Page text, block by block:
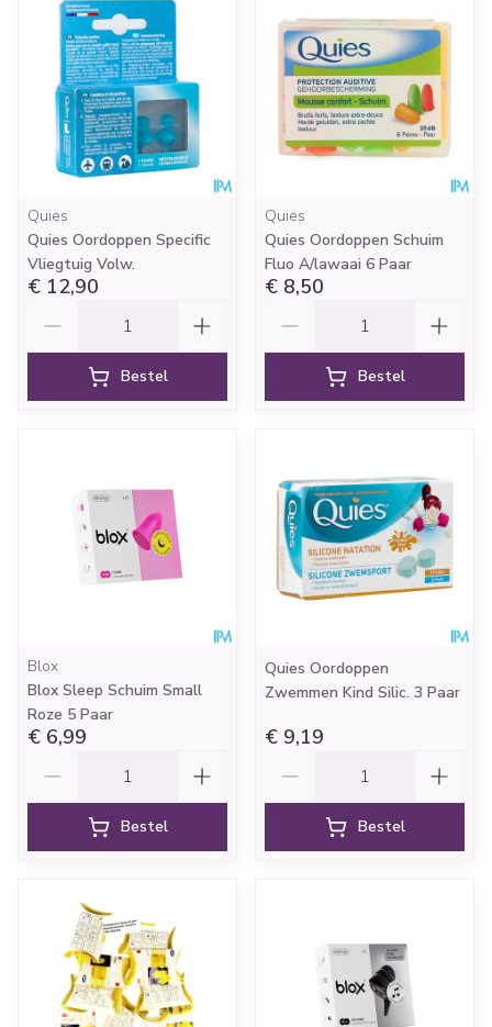
Quies
Quies Oordoppen Specific
Vliegtuig Volw.
€ 12,90
Bestel
Quies
Quies Oordoppen Schuim
Fluo A/lawaai 6 Paar
€ 8,50
Bestel
Blox
Blox Sleep Schuim Small
Roze 5 Paar
€ 6,99
Bestel
Quies Oordoppen
Zwemmen Kind Silic. 3 Paar
€ 9,19
Bestel